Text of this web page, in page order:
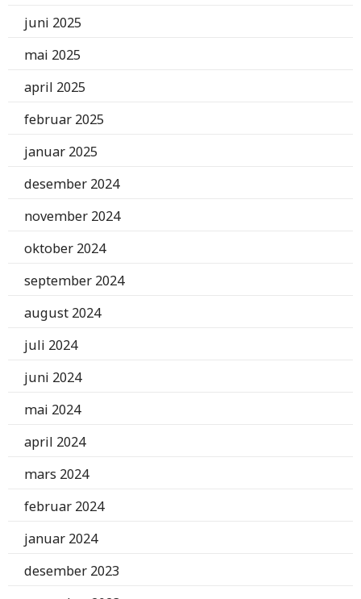
juni 2025
mai 2025
april 2025
februar 2025
januar 2025
desember 2024
november 2024
oktober 2024
september 2024
august 2024
juli 2024
juni 2024
mai 2024
april 2024
mars 2024
februar 2024
januar 2024
desember 2023